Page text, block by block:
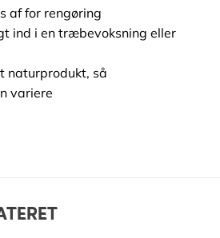
af for rengøring
ind i en træbevoksning eller
naturprodukt, så
variere